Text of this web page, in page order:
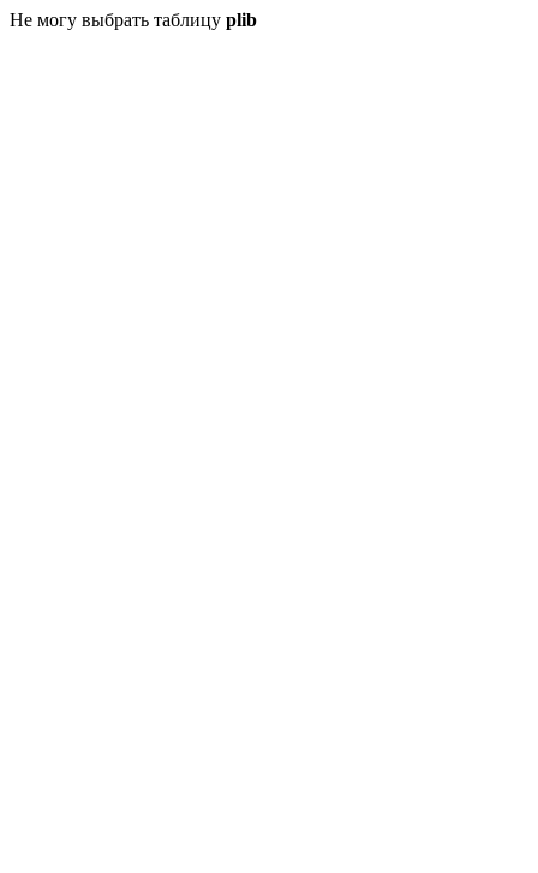
Не могу выбрать таблицу plib